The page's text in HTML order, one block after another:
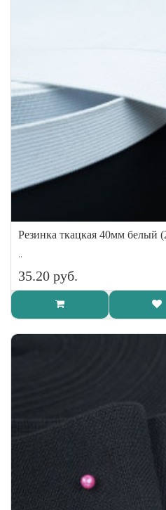
Резинка ткацкая 40мм белый
..
35.20 руб.